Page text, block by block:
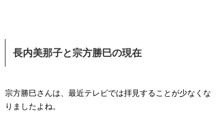
長内美那子と宗方勝巳の現在
宗方勝巳さんは、最近テレビでは拝見することが少なくな
りましたよね。